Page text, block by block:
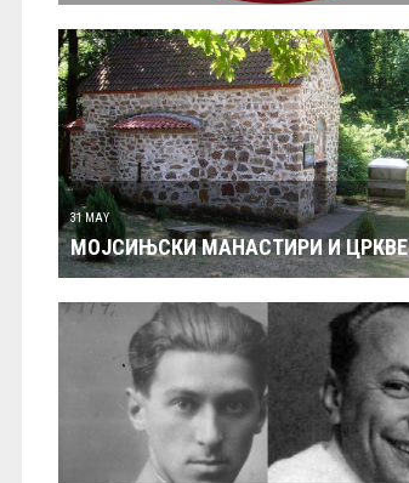
31 MAY
МОЈСИЊСКИ МАНАСТИРИ И ЦРКВЕ